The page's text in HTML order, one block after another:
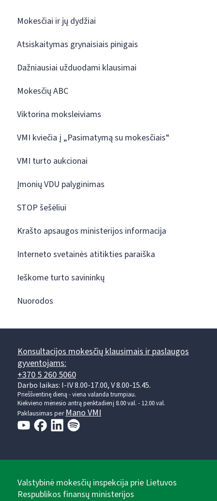
Mokesčiai ir jų dydžiai
Atsiskaitymas grynaisiais pinigais
Dažniausiai užduodami klausimai
Mokesčių ABC
Viktorina moksleiviams
VMI kviečia į „Pasimatymą su mokesčiais“
VMI turto aukcionai
Įmonių VDU palyginimas
STOP šešėliui
Krašto apsaugos ministerijos informacija
Interneto svetainės atitikties paraiška
Ieškome turto savininkų
Nuorodos
Konsultacijos mokesčių klausimais ir paslaugos
gyventojams:
+370 5 260 5060
Darbo laikas: I-IV 8.00-17.00, V 8.00-15.45.
Prieššventinę dieną - viena valanda trumpiau.
Kiekvieno mėnesio antrą penktadienį 8.00 val. - 12.00 val.
Paklausimas perMano VMI
Valstybinė mokesčių inspekcija prie Lietuvos
Respublikos finansų ministerijos